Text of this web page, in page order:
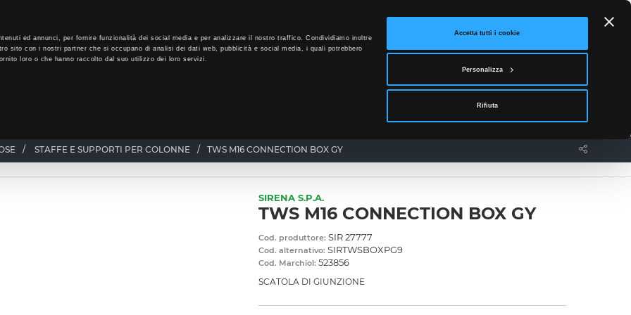
ed annunci, per fornire funzionalità dei social media e per analizzare il nostro traffico. Condividiamo inoltre
sito con i nostri partner che si occupano di analisi dei dati web, pubblicità e social media, i quali potrebbero
loro o che hanno raccolto dal suo utilizzo dei loro servizi.
Accetta tutti i cookie
Personalizza
Rifiuta
Accedi
News Contatti
/ STAFFE E SUPPORTI PER COLONNE / TWS M16 CONNECTION BOX GY
SIRENA S.P.A.
TWS M16 CONNECTION BOX GY
Cod. produttore: SIR 27777
Cod. alternativo: SIRTWSBOXPG9
Cod. Marchiol: 523856
SCATOLA DI GIUNZIONE